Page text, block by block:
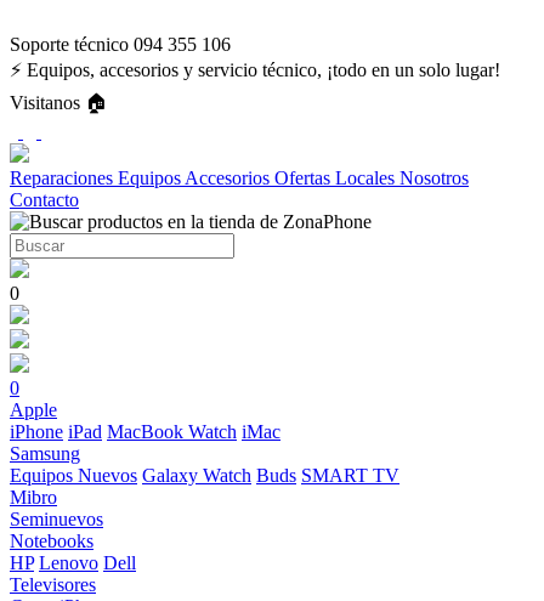
Soporte técnico 094 355 106
⚡ Equipos, accesorios y servicio técnico, ¡todo en un solo lugar!
Visitanos 🏠
Reparaciones Equipos Accesorios Ofertas Locales Nosotros
Contacto
0
0
Apple
iPhone iPad MacBook Watch iMac
Samsung
Equipos Nuevos Galaxy Watch Buds SMART TV
Mibro
Seminuevos
Notebooks
HP Lenovo Dell
Televisores